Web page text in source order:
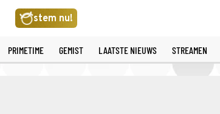
stem nu!
PRIMETIME GEMIST LAATSTE NIEUWS STREAMEN